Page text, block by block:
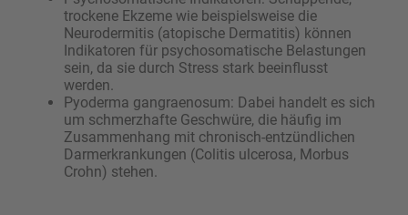
trockene Ekzeme wie beispielsweise die
Neurodermitis (atopische Dermatitis) können
Indikatoren für psychosomatische Belastungen
sein, da sie durch Stress stark beeinflusst
werden.
Pyoderma gangraenosum: Dabei handelt es sich
um schmerzhafte Geschwüre, die häufig im
Zusammenhang mit chronisch-entzündlichen
Darmerkrankungen (Colitis ulcerosa, Morbus
Crohn) stehen.